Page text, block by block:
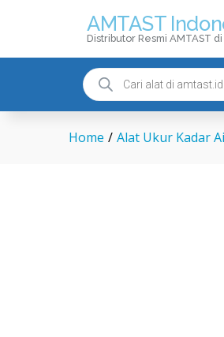
AMTAST
Distributor Resmi AMTAST
Home / Alat Ukur Kadar
Alat Ukur